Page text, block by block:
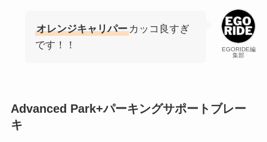
EGORIDE編
集部
オレンジキャリパーカッコ良すぎ
です！！
Advanced Park+パーキングサポートブレー
キ